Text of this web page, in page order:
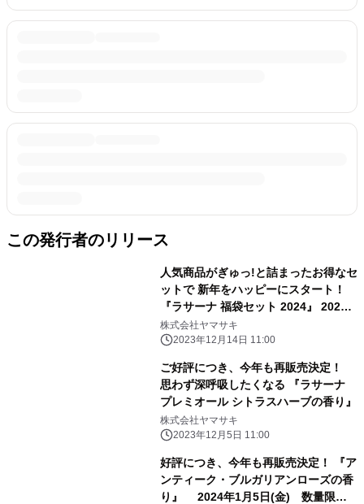
この発行者のリリース
人気商品がぎゅっ!と詰まったお得なセ
ットで 新年をハッピーにスタート！
『ラサーナ 福袋セット 2024』 2024
年1月5日(金)数量限定発売
株式会社ヤマサキ
2023年12月14日 11:00
ご好評につき、今年も再販売決定！
思わず深呼吸したくなる 『ラサーナ
プレミオール シトラスハーブの香り』
株式会社ヤマサキ
2023年12月5日 11:00
好評につき、今年も再販売決定！ 『ア
ンティーク・ブルガリアンローズの香
り』 2024年1月5日(金) 数量限定